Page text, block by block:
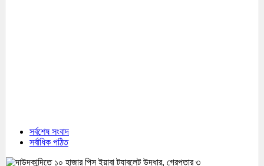
সর্বশেষ সংবাদ
সর্বাধিক পঠিত